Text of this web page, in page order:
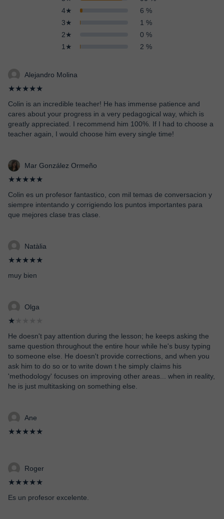
4★
6 %
3★
1 %
2★
0 %
1★
2 %
Alejandro Molina
★★★★★
Colin is an incredible teacher! He has immense patience and
cares about your progress in a very pedagogical way, which is
greatly appreciated. I recommend him 100%. If I had to choose a
teacher again, I would choose him every single time!
Mar González Ormeño
★★★★★
Colin es un profesor fantastico, con mil temas de conversacion y
siempre intentando y corrigiendo los puntos importantes para
que mejores clase tras clase.
Natàlia
★★★★★
muy bien
Olga
★
He doesn't pay attention during the lesson; he keeps asking the
same question throughout the entire hour while he's busy typing
to someone else. He doesn't provide corrections, and when you
ask him to do so or to write down t he simply claims his
'methodology' focuses on improving other areas... when in reality,
he is just multitasking on something else.
Ane
★★★★★
Roger
★★★★★
Es un profesor excelente.